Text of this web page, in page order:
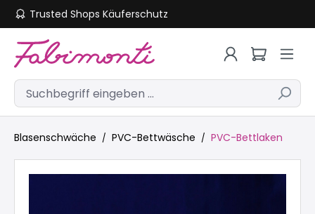
Zum Hauptinhalt springen
Trusted Shops Käuferschutz
Blasenschwäche PVC-Bettwäsche PVC-Bettlaken